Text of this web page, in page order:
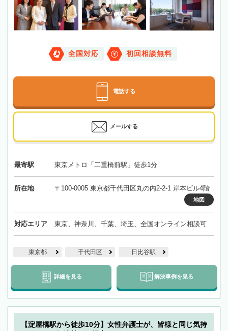
全国対応 初回相談無料
電話する
メールする
最寄駅 東京メトロ「二重橋前駅」徒歩1分
所在地 〒100-0005 東京都千代田区丸の内2-2-1 岸本ビル4階
地図
対応エリア 東京、神奈川、千葉、埼玉、全国オンライン相談可
東京都 千代田区 日比谷駅
詳細を見る 解決事例を見る
【淀屋橋駅から徒歩10分】女性弁護士が、皆様と同じ気持